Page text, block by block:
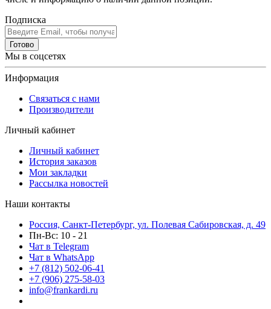
Подписка
Готово
Мы в соцсетях
Информация
Связаться с нами
Производители
Личный кабинет
Личный кабинет
История заказов
Мои закладки
Рассылка новостей
Наши контакты
Россия, Санкт-Петербург, ул. Полевая Сабировская, д. 49
Пн-Вс: 10 - 21
Чат в Telegram
Чат в WhatsApp
+7 (812) 502-06-41
+7 (906) 275-58-03
info@frankardi.ru